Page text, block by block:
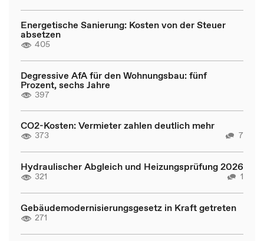
Energetische Sanierung: Kosten von der Steuer
absetzen
405
Degressive AfA für den Wohnungsbau: fünf
Prozent, sechs Jahre
397
CO2-Kosten: Vermieter zahlen deutlich mehr
373 7
Hydraulischer Abgleich und Heizungsprüfung 2026
321 1
Gebäudemodernisierungsgesetz in Kraft getreten
271